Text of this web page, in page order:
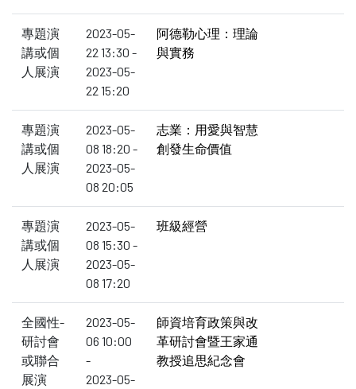
專題演
講或個
人展演
2023-05-
22 13:30 -
2023-05-
22 15:20
阿德勒心理：理論
與實務
專題演
講或個
人展演
2023-05-
08 18:20 -
2023-05-
08 20:05
志業：用愛與智慧
創發生命價值
專題演
講或個
人展演
2023-05-
08 15:30 -
2023-05-
08 17:20
班級經營
全國性-
研討會
或聯合
展演
2023-05-
06 10:00
-
2023-05-
師資培育政策與改
革研討會暨王家通
教授追思紀念會